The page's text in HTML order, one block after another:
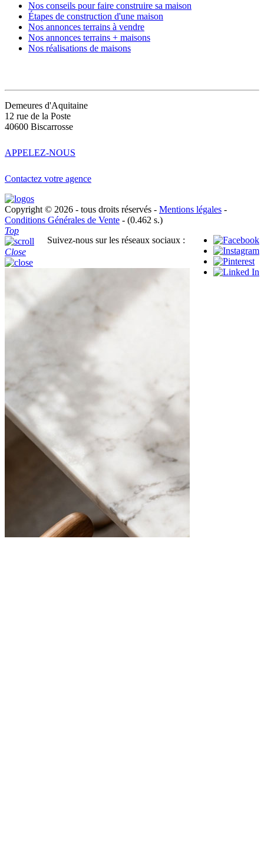
Nos conseils pour faire construire sa maison
Étapes de construction d'une maison
Nos annonces terrains à vendre
Nos annonces terrains + maisons
Nos réalisations de maisons
Demeures d'Aquitaine
12 rue de la Poste
40600 Biscarrosse
APPELEZ-NOUS
Contactez votre agence
Copyright © 2026 - tous droits réservés - Mentions légales -
Conditions Générales de Vente - (0.462 s.)
Suivez-nous sur les réseaux sociaux :
Top
Close